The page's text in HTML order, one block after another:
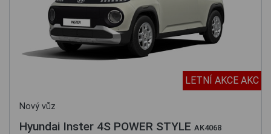
LETNÍ AKCE AKC
Nový vůz
Hyundai Inster 4S POWER STYLE AK4068